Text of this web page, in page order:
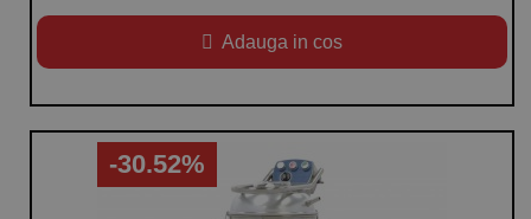
Adauga in cos
-30.52%